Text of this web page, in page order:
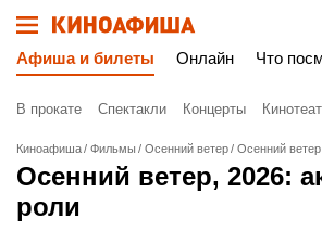
Афиша и билеты Онлайн Что
В прокате Спектакли Концерты
Киноафиша Фильмы Осенний ветер Осенний
Осенний ветер, 2026:
роли